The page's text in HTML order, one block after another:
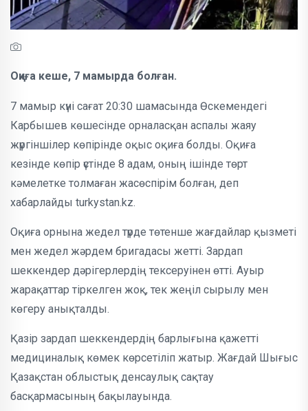
Оқиға кеше, 7 мамырда болған.
7 мамыр күні сағат 20:30 шамасында Өскемендегі
Карбышев көшесінде орналасқан аспалы жаяу
жүргіншілер көпірінде оқыс оқиға болды. Оқиға
кезінде көпір үстінде 8 адам, оның ішінде төрт
кәмелетке толмаған жасөспірім болған, деп
хабарлайды turkystan.kz.
Оқиға орнына жедел түрде төтенше жағдайлар қызметі
мен жедел жәрдем бригадасы жетті. Зардап
шеккендер дәрігерлердің тексеруінен өтті. Ауыр
жарақаттар тіркелген жоқ, тек жеңіл сырылу мен
көгеру анықталды.
Қазір зардап шеккендердің барлығына қажетті
медициналық көмек көрсетіліп жатыр. Жағдай Шығыс
Қазақстан облыстық денсаулық сақтау
басқармасының бақылауында.